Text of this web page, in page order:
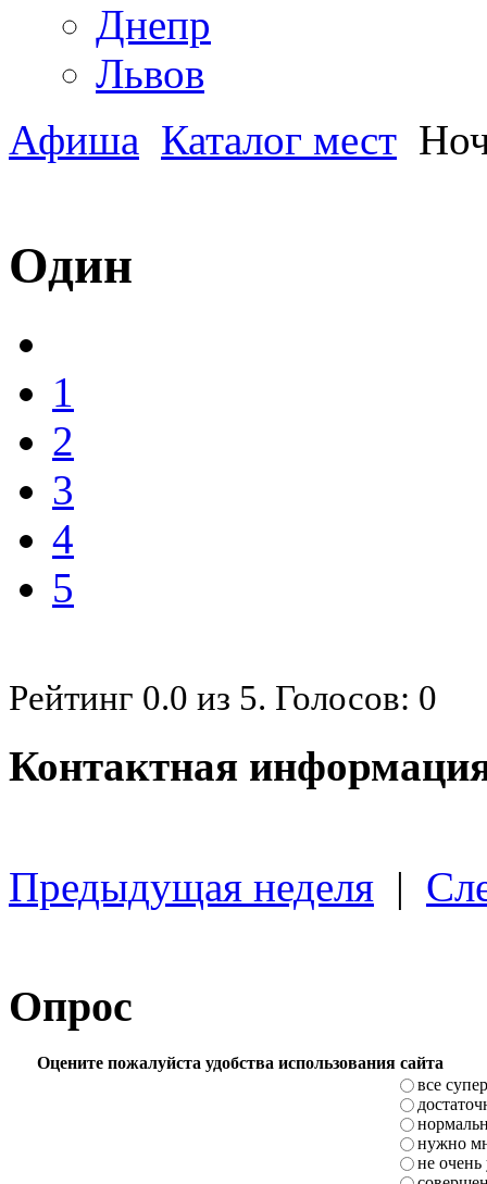
Днепр
Львов
Афиша Каталог мест
Один
1
2
3
4
5
Рейтинг 0.0 из 5. Голосов: 0
Контактная
Предыдущая неделя |
Опрос
Оцените пожалуйста удобства использования сайта
все супер
нужно
не очень